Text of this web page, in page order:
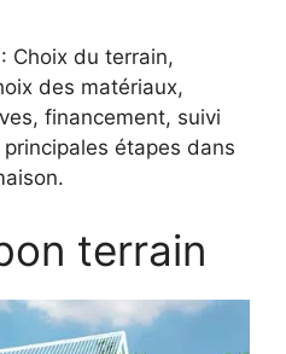
Choix du terrain,
des matériaux,
financement, suivi
étapes dans
terrain